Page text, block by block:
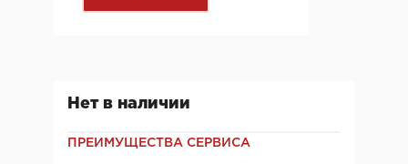
Нет в наличии
ПРЕИМУЩЕСТВА СЕРВИСА